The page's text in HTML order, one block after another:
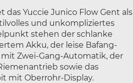
das Yuccie Junico Flow Gent als
und unkompliziertes
stehen der schlanke
Akku, der leise Bafang-
Zwei-Gang-Automatik, der
sowie das
mit Oberrohr-Display.